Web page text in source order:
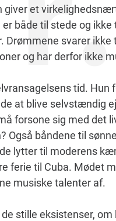
giver et
både til stede og
Drømmene svarer
og har derfor ikke
tid.
at blive selvstændig
forsone sig med det
Også båndene til
lytter til moderens
ferie til Cuba. Mødet
musiske talenter af.
stille eksistenser,